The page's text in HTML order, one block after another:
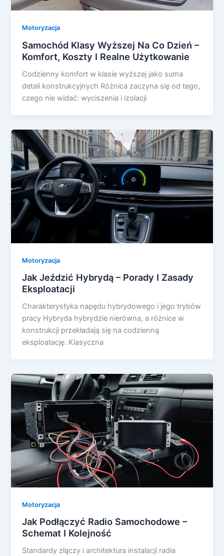
Motoryzacja
Samochód Klasy Wyższej Na Co Dzień –
Komfort, Koszty I Realne Użytkowanie
Codzienny komfort w klasie wyższej jako suma
detali konstrukcyjnych Różnica zaczyna się od tego,
czego nie widać: wyciszenia i izolacji
Motoryzacja
Jak Jeździć Hybrydą – Porady I Zasady
Eksploatacji
Charakterystyka napędu hybrydowego i jego trybów
pracy Hybryda hybrydzie nierówna, a różnice w
konstrukcji przekładają się na codzienną
eksploatację. Klasyczna
Motoryzacja
Jak Podłączyć Radio Samochodowe –
Schemat I Kolejność
Standardy złączy i architektura instalacji radia